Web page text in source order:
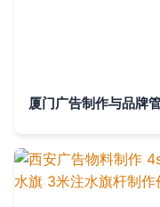
厦门广告制作与品牌